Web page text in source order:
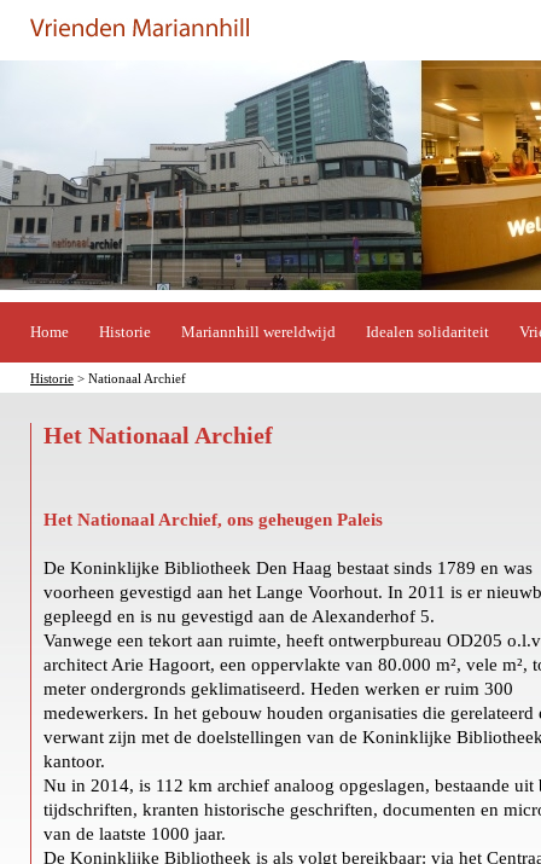
Home Historie Mariannhill wereldwijd Idealen solidariteit
Historie > Nationaal Archief
Het Nationaal Archief
Het Nationaal Archief, ons geheugen Paleis
De Koninklijke Bibliotheek Den Haag bestaat sinds 1789 en was
voorheen gevestigd aan het Lange Voorhout. In 2011 is er
gepleegd en is nu gevestigd aan de Alexanderhof 5.
Vanwege een tekort aan ruimte, heeft ontwerpbureau OD205
architect Arie Hagoort, een oppervlakte van 80.000 m², vele m²,
meter ondergronds geklimatiseerd. Heden werken er ruim 300
medewerkers. In het gebouw houden organisaties die gerelateerd
verwant zijn met de doelstellingen van de Koninklijke
kantoor.
Nu in 2014, is 112 km archief analoog opgeslagen, bestaande uit
tijdschriften, kranten historische geschriften, documenten en
van de laatste 1000 jaar.
De Koninklijke Bibliotheek is als volgt bereikbaar: via het